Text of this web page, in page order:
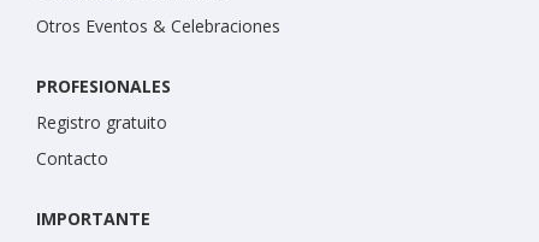
Otros Eventos & Celebraciones
PROFESIONALES
Registro gratuito
Contacto
IMPORTANTE